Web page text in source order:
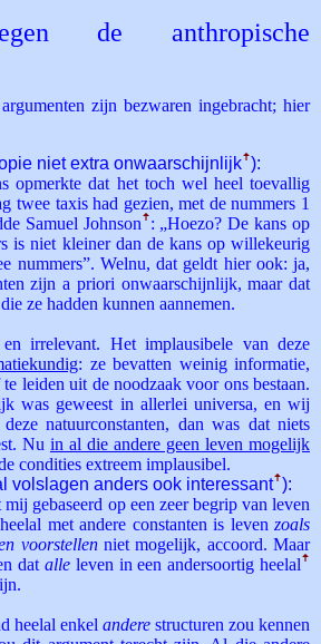
zijn bezwaren ingebracht; hier
niet extra onwaarschijnlijkꜛ):
opmerkte dat het toch wel heel toevallig
twee taxis had gezien, met de nummers 1
Samuel Johnson ꜛ : „Hoezo? De kans op
is niet kleiner dan de kans op willekeurig
nummers”. Welnu, dat geldt hier ook: ja,
zijn a priori onwaarschijnlijk, maar dat
ze hadden kunnen aannemen.
irrelevant. Het implausibele van deze
: ze bevatten weinig informatie,
leiden uit de noodzaak voor ons bestaan.
was geweest in allerlei universa, en wij
natuurconstanten, dan was dat niets
Nu in al die andere geen leven mogelijk
condities extreem implausibel.
volslagen anders ook interessantꜛ):
gebaseerd op een zeer begrip van leven
met andere constanten is leven zoals
voorstellenniet mogelijk, accoord. Maar
dat alle leven in een andersoortig heelal ꜛ
heelal enkel andere structuren zou kennen